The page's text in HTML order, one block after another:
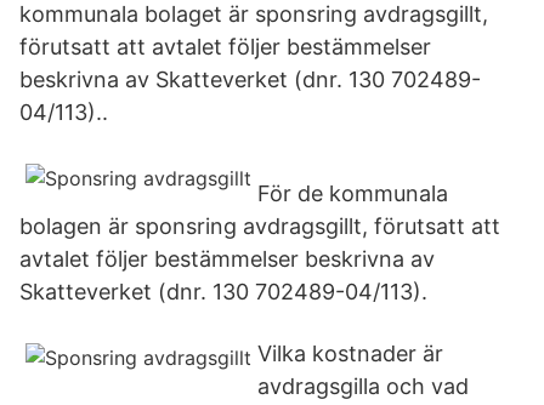
kommunala bolaget är sponsring avdragsgillt,
förutsatt att avtalet följer bestämmelser
beskrivna av Skatteverket (dnr. 130 702489-
04/113)..
För de kommunala
bolagen är sponsring avdragsgillt, förutsatt att
avtalet följer bestämmelser beskrivna av
Skatteverket (dnr. 130 702489-04/113).
Vilka kostnader är
avdragsgilla och vad